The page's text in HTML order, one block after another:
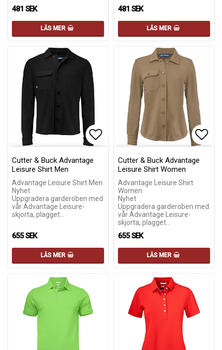
481 SEK
LÄS MER
481 SEK
LÄS MER
Lägg till i favoritlistan
Lägg till i favoritlistan
Cutter & Buck Advantage
Leisure Shirt Men
Advantage Leisure Shirt Men
Nyhet
Uppgradera garderoben med
vår Advantage Leisure-
skjorta, plagget…
655 SEK
LÄS MER
Cutter & Buck Advantage
Leisure Shirt Women
Advantage Leisure Shirt
Women
Nyhet
Uppgradera garderoben med
vår Advantage Leisure-
skjorta, plagget…
655 SEK
LÄS MER